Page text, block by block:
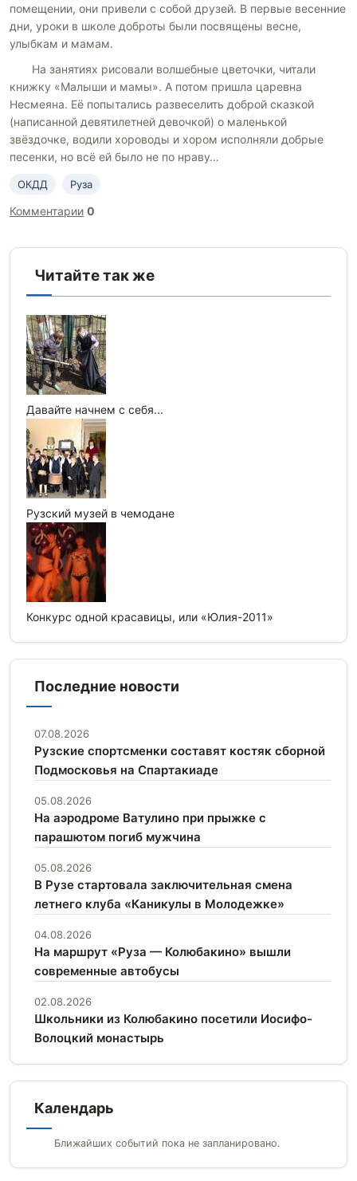
помещении, они привели с собой друзей. В первые весенние
дни, уроки в школе доброты были посвящены весне,
улыбкам и мамам.
На занятиях рисовали волшебные цветочки, читали
книжку «Малыши и мамы». А потом пришла царевна
Несмеяна. Её попытались развеселить доброй сказкой
(написанной девятилетней девочкой) о маленькой
звёздочке, водили хороводы и хором исполняли добрые
песенки, но всё ей было не по нраву…
ОКДД Руза
Комментарии 0
Читайте так же
Давайте начнем с себя...
Рузский музей в чемодане
Конкурс одной красавицы, или «Юлия-2011»
Последние новости
07.08.2026
Рузские спортсменки составят костяк сборной
Подмосковья на Спартакиаде
05.08.2026
На аэродроме Ватулино при прыжке с
парашютом погиб мужчина
05.08.2026
В Рузе стартовала заключительная смена
летнего клуба «Каникулы в Молодежке»
04.08.2026
На маршрут «Руза — Колюбакино» вышли
современные автобусы
02.08.2026
Школьники из Колюбакино посетили Иосифо-
Волоцкий монастырь
Календарь
Ближайших событий пока не запланировано.